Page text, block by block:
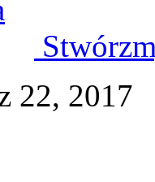
22, 2017